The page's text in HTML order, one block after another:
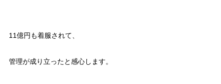
11億円も着服されて、
管理が成り立ったと感心します。